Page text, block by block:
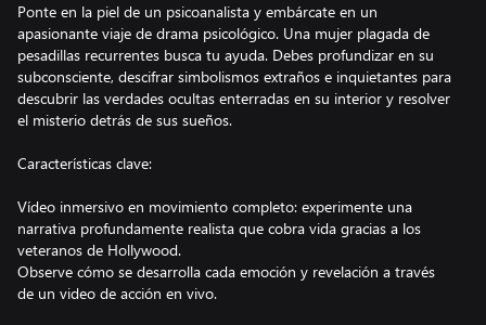
Ponte en la piel de un psicoanalista y embárcate en un
apasionante viaje de drama psicológico. Una mujer plagada de
pesadillas recurrentes busca tu ayuda. Debes profundizar en su
subconsciente, descifrar simbolismos extraños e inquietantes para
descubrir las verdades ocultas enterradas en su interior y resolver
el misterio detrás de sus sueños.
Características clave:
Vídeo inmersivo en movimiento completo: experimente una
narrativa profundamente realista que cobra vida gracias a los
veteranos de Hollywood.
Observe cómo se desarrolla cada emoción y revelación a través
de un video de acción en vivo.